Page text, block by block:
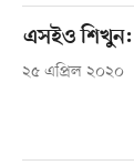
এসইও শিখুন:
২৫ এপ্রিল ২০২০